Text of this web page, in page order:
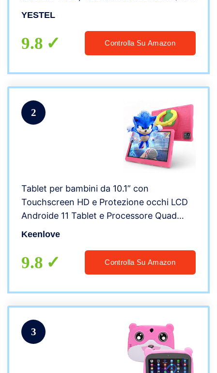
4-512GB), Bluetooth 5.0, 8000mAh,
Custodia, Verde
YESTEL
9.8 Controlla Su Amazon
2
Tablet per bambini da 10.1” con
Touchscreen HD e Protezione occhi LCD
Androide 11 Tablet e Processore Quad
Core con batteria da 6000mAh e WiFi
antiurto (Rosa)
Keenlove
9.8 Controlla Su Amazon
3